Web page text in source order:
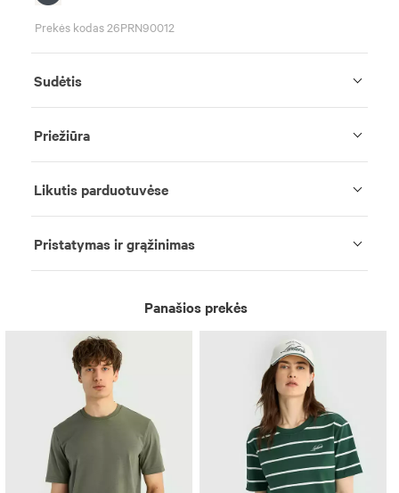
Prekės kodas 26PRN90012
Sudėtis
Priežiūra
Likutis parduotuvėse
Pristatymas ir grąžinimas
Panašios prekės